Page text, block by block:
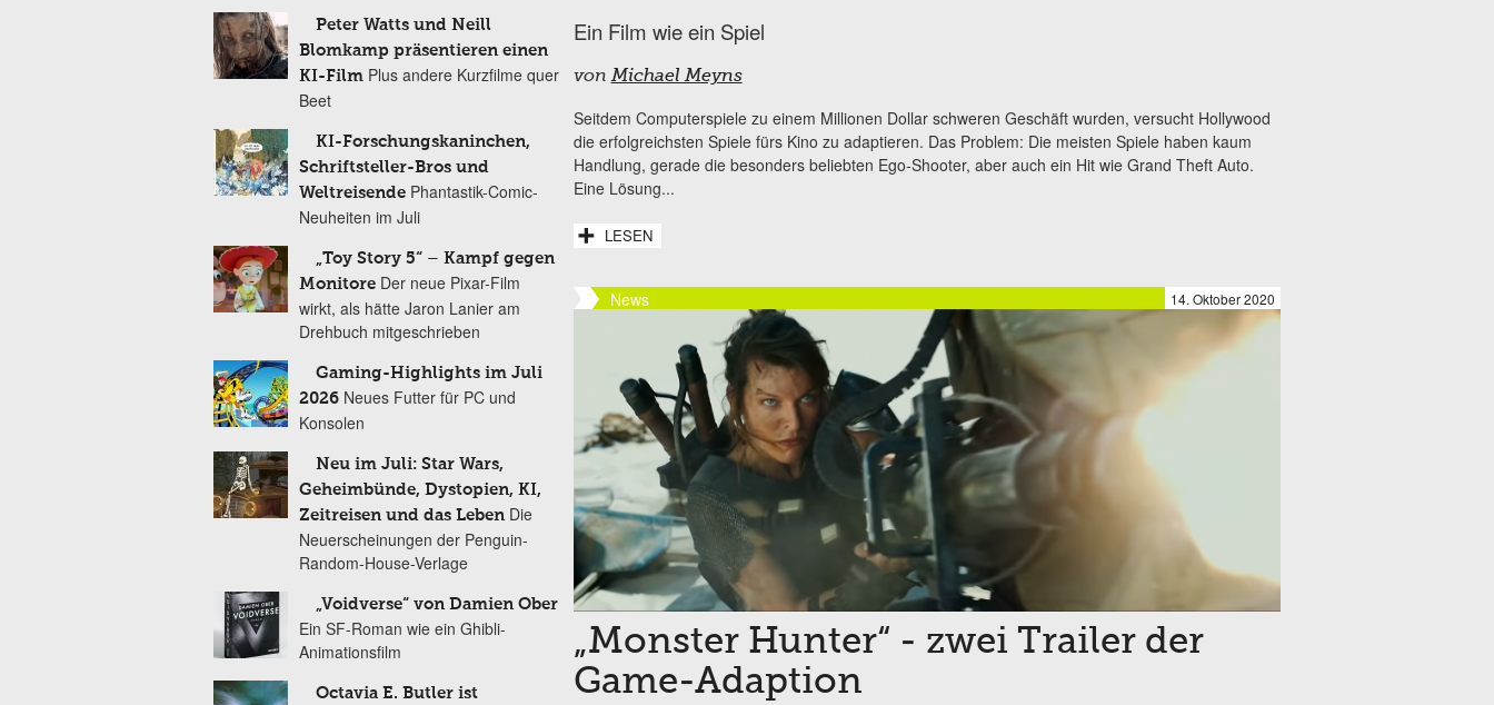
Ein Film wie ein Spiel
vonMichael Meyns
Seitdem Computerspiele zu einem Millionen Dollar schweren Geschäft wurden, versucht Hollywood
die erfolgreichsten Spiele fürs Kino zu adaptieren. Das Problem: Die meisten Spiele haben kaum
Handlung, gerade die besonders beliebten Ego-Shooter, aber auch ein Hit wie Grand Theft Auto.
Eine Lösung...
LESEN
News 14. Oktober 2020
„Monster Hunter“ - zwei Trailer der
Game-Adaption
Peter Watts und Neill
Blomkamp präsentieren einen
KI-Film Plus andere Kurzfilme quer
Beet
KI-Forschungskaninchen,
Schriftsteller-Bros und
Weltreisende Phantastik-Comic-
Neuheiten im Juli
„Toy Story 5“ – Kampf gegen
Monitore Der neue Pixar-Film
wirkt, als hätte Jaron Lanier am
Drehbuch mitgeschrieben
Gaming-Highlights im Juli
2026 Neues Futter für PC und
Konsolen
Neu im Juli: Star Wars,
Geheimbünde, Dystopien, KI,
Zeitreisen und das Leben Die
Neuerscheinungen der Penguin-
Random-House-Verlage
„Voidverse“ von Damien Ober
Ein SF-Roman wie ein Ghibli-
Animationsfilm
Octavia E. Butler ist